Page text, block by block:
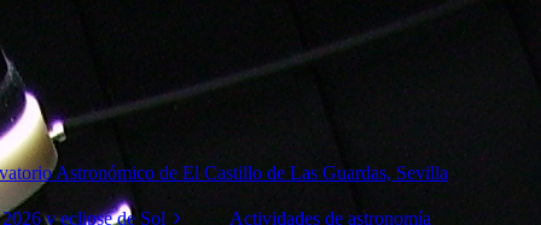
Astronómico de El Castillo de Las Guardas, Sevilla
2026 y eclipse de Sol Actividades de astronomía